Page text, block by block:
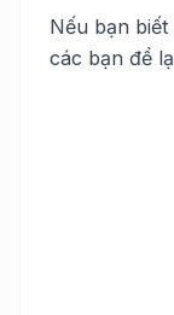
Nếu bạn
các bạn để